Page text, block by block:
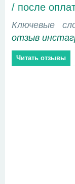
/ после
Ключевые
отзыв
Читать отзывы